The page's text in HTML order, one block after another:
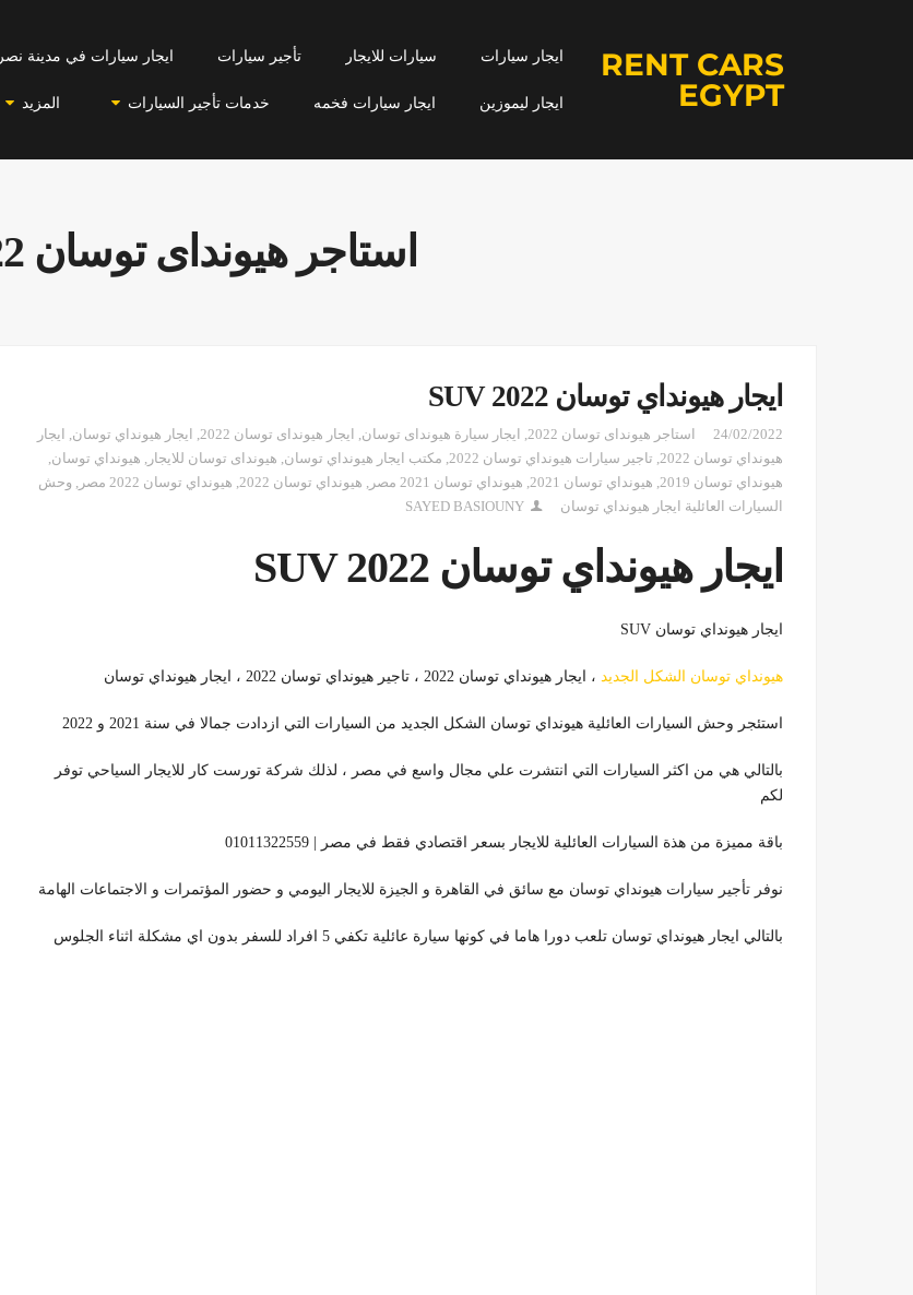
RENT CARS
EGYPT
ايجار سيارات سيارات للايجار تأجير سيارات ايجار سيارات في مدينة نصر
ايجار ليموزين ايجار سيارات فخمه خدمات تأجير السيارات المزيد
استاجر هيونداى توسان 2022
ايجار هيونداي توسان SUV 2022
24/02/2022 استاجر هيونداى توسان 2022 , ايجار سيارة هيونداى توسان, ايجار هيونداى توسان 2022 , ايجار هيونداي توسان, ايجار
هيونداي توسان 2022
, تاجير سيارات هيونداي توسان 2022 , مكتب ايجار هيونداي توسان, هيونداى توسان للايجار , هيونداي توسان,
هيونداي توسان 2019
, هيونداي توسان 2021 , هيونداي توسان 2021 مصر , هيونداي توسان 2022 , هيونداي توسان 2022 مصر , وحش
السيارات العائلية ايجار هيونداي توسان
SAYED BASIOUNY
ايجار هيونداي توسان SUV 2022
ايجار هيونداي توسان SUV
هيونداي توسان الشكل الجديد ، ايجار هيونداي توسان 2022 ، تاجير هيونداي توسان 2022 ، ايجار هيونداي توسان
استئجر وحش السيارات العائلية هيونداي توسان الشكل الجديد من السيارات التي ازدادت جمالا في سنة 2021 و 2022
بالتالي هي من اكثر السيارات التي انتشرت علي مجال واسع في مصر ، لذلك شركة تورست كار للايجار السياحي توفر
لكم
باقة مميزة من هذة السيارات العائلية للايجار بسعر اقتصادي فقط في مصر | 01011322559
نوفر تأجير سيارات هيونداي توسان مع سائق في القاهرة و الجيزة للايجار اليومي و حضور المؤتمرات و الاجتماعات الهامة
بالتالي ايجار هيونداي توسان تلعب دورا هاما في كونها سيارة عائلية تكفي 5 افراد للسفر بدون اي مشكلة اثناء الجلوس